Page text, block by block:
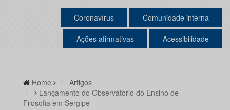
Coronavírus Comunidade interna
Ações afirmativas Acessibilidade
Home
Artigos
Lançamento do Observatório do Ensino de
Filosofia em Sergipe